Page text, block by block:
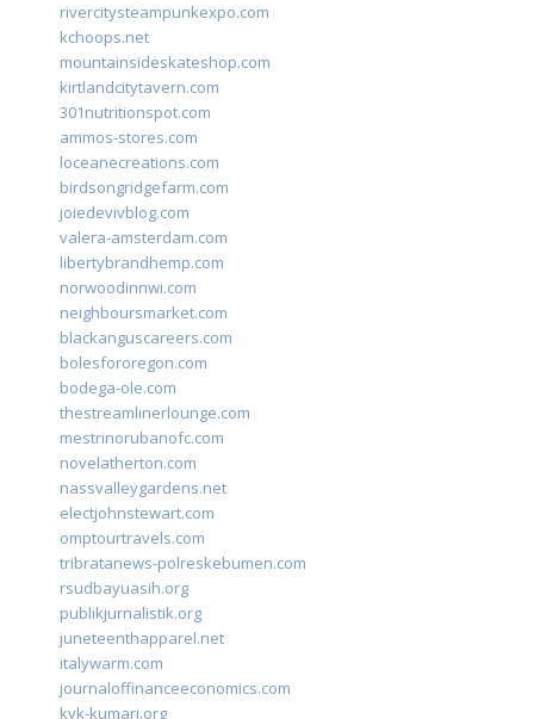
rivercitysteampunkexpo.com
kchoops.net
mountainsideskateshop.com
kirtlandcitytavern.com
301nutritionspot.com
ammos-stores.com
loceanecreations.com
birdsongridgefarm.com
joiedevivblog.com
valera-amsterdam.com
libertybrandhemp.com
norwoodinnwi.com
neighboursmarket.com
blackanguscareers.com
bolesfororegon.com
bodega-ole.com
thestreamlinerlounge.com
mestrinorubanofc.com
novelatherton.com
nassvalleygardens.net
electjohnstewart.com
omptourtravels.com
tribratanews-polreskebumen.com
rsudbayuasih.org
publikjurnalistik.org
juneteenthapparel.net
italywarm.com
journaloffinanceeconomics.com
kvk-kumari.org